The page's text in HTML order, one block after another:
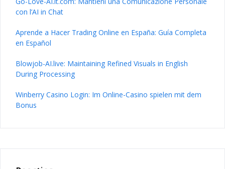
con l’AI in Chat
Aprende a Hacer Trading Online en España: Guía Completa
en Español
Blowjob-AI.live: Maintaining Refined Visuals in English
During Processing
Winberry Casino Login: Im Online-Casino spielen mit dem
Bonus